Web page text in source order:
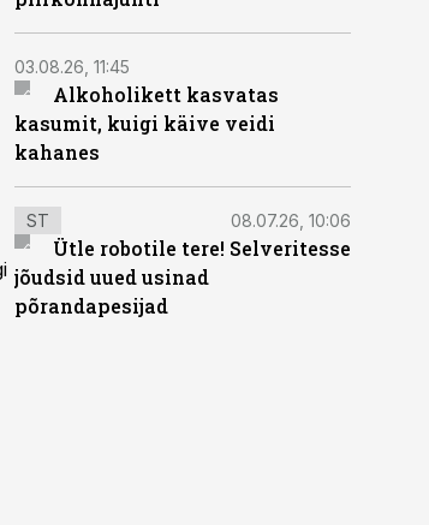
03.08.26, 11:45
Alkoholikett kasvatas
kasumit, kuigi käive veidi
kahanes
ST 08.07.26, 10:06
Ütle robotile tere! Selveritesse
jõudsid uued usinad
põrandapesijad